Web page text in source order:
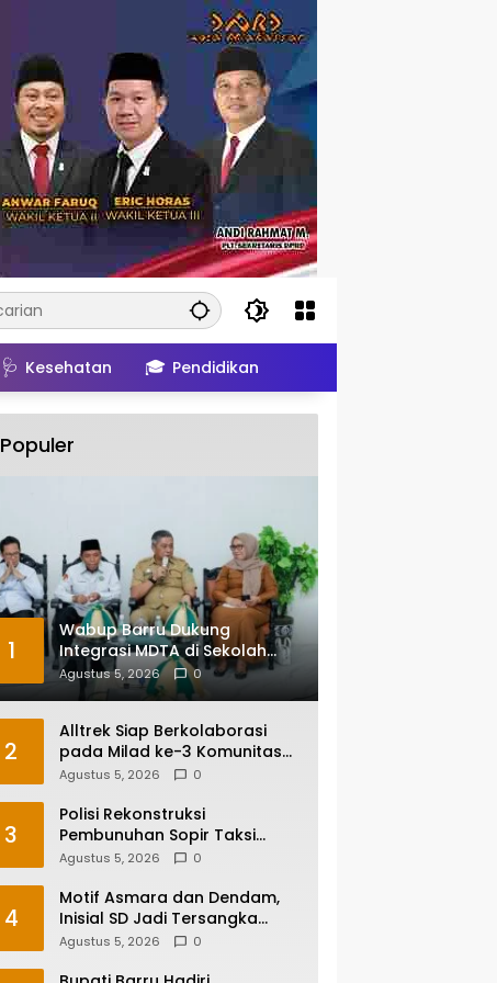
🩺 Kesehatan 🎓 Pendidikan
Populer
1
Wabup Barru Dukung
Integrasi MDTA di Sekolah
Umum, Siapkan Regulasi
hingga Tim Khusus
Agustus 5, 2026 0
2
Alltrek Siap Berkolaborasi
pada Milad ke-3 Komunitas
Camping IKA Smandel
Agustus 5, 2026 0
3
Polisi Rekonstruksi
Pembunuhan Sopir Taksi
Online di Maros, Tersangka
Agustus 5, 2026 0
4
Motif Asmara dan Dendam,
Inisial SD Jadi Tersangka
Pembunuhan Sopir Taksi
Agustus 5, 2026 0